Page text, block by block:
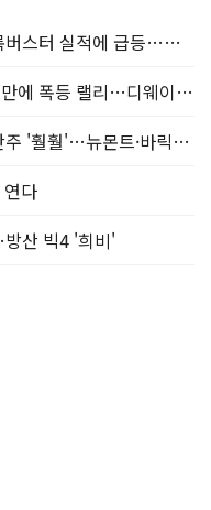
[美증시 특징주] 일라이릴리, 블록버스터 실적에 급등…마운자로 매출 폭발
[美증시 특징주] 양자컴퓨팅 오랜만에 폭등 랠리…디웨이브·아이온큐 주도
[美증시 특징주] 금값 급등에 광산주 '훨훨'…뉴몬트·바릭마이닝 주도
다
산 빅4 '희비'